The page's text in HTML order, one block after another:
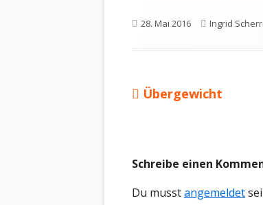
Veröffentlicht
28. Mai 2016 Autor
Ingrid
Vorheriger
Übergewicht
Schreibe einen
Du musstangemeldet